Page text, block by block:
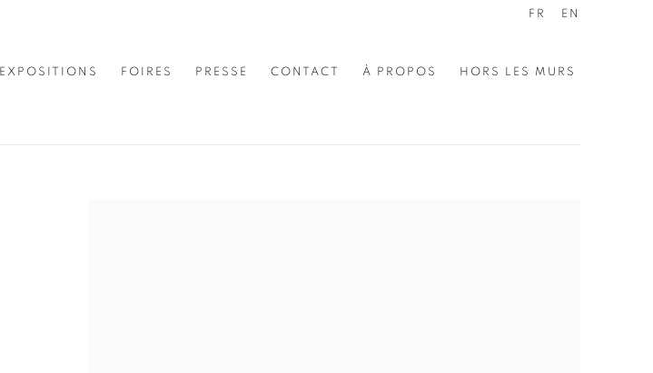
EXPOSITIONS FOIRES PRESSE CONTACT À PROPOS HORS LES MURS
FR EN